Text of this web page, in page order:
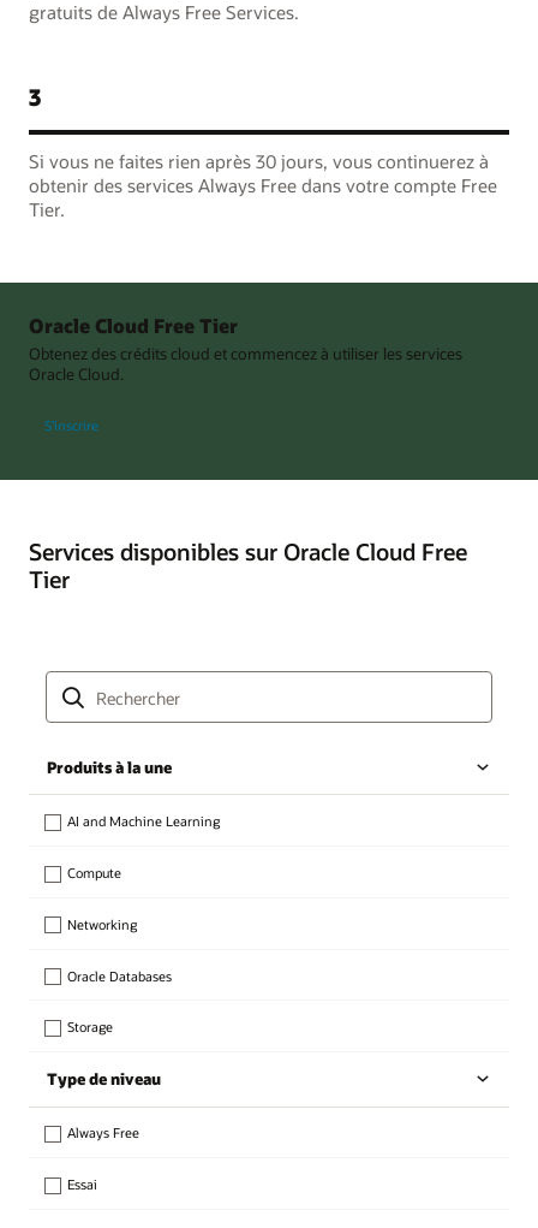
gratuits de Always Free Services.
3
Si vous ne faites rien après 30 jours, vous continuerez à
obtenir des services Always Free dans votre compte Free
Tier.
Oracle Cloud Free Tier
Obtenez des crédits cloud et commencez à utiliser les services
Oracle Cloud.
S’inscrire
Services disponibles sur Oracle Cloud Free
Tier
Produits à la une
AI and Machine Learning
Compute
Networking
Oracle Databases
Storage
Type de niveau
Always Free
Essai